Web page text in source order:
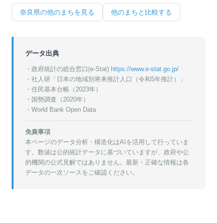
奈良県の他のまちを見る 他のまちと比較する
データ出典
・政府統計の総合窓口(e-Stat) https://www.e-stat.go.jp/
・ 社人研「日本の地域別将来推計人口（令和5年推計）」
・ 住民基本台帳（2023年）
・ 国勢調査（2020年）
・World Bank Open Data
免責事項
本ページのデータ分析・構造化はAIを活用して行っていま
す。数値は公的統計データに基づいていますが、政府や公
的機関の公式見解ではありません。最新・正確な情報は各
データの一次ソースをご確認ください。